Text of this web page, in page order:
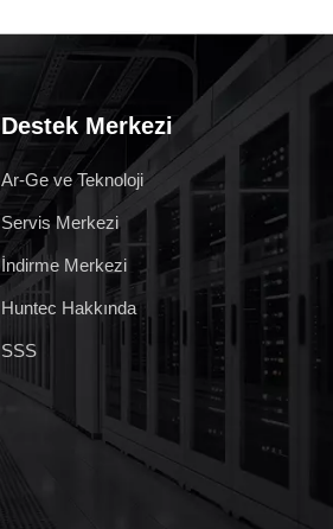
Destek Merkezi
Ar-Ge ve Teknoloji
Servis Merkezi
İndirme Merkezi
Huntec Hakkında
SSS